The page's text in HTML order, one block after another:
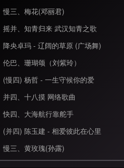
慢三、梅花(邓丽君)
摇并、知青归来 武汉知青之歌
降央卓玛 - 辽阔的草原 (广场舞)
伦巴、珊瑚颂（刘紫玲）
(慢四) 杨哲 - 一生守候你的爱
并四、十八摸 网络歌曲
快四、大海航行靠舵手
(并四) 陈玉建 - 相爱彼此在心里
慢三、黄玫瑰(孙露)